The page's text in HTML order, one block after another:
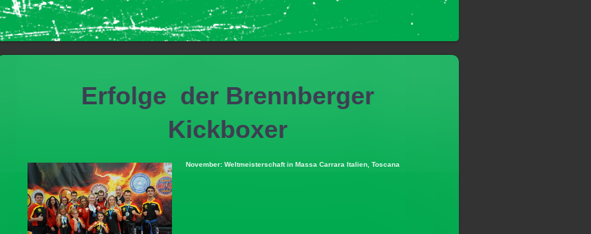
Erfolge der Brennberger
Kickboxer
November: Weltmeisterschaft in Massa Carrara Italien, Toscana